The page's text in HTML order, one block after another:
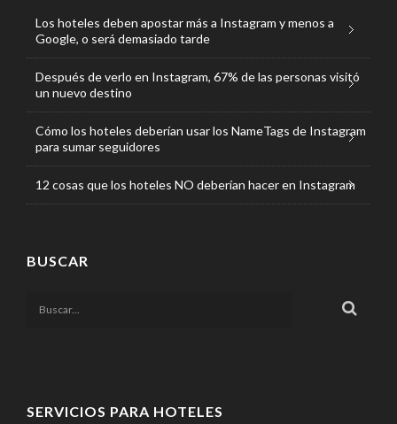
Los hoteles deben apostar más a Instagram y menos a
Google, o será demasiado tarde
Después de verlo en Instagram, 67% de las personas visitó
un nuevo destino
Cómo los hoteles deberían usar los NameTags de Instagram
para sumar seguidores
12 cosas que los hoteles NO deberían hacer en Instagram
BUSCAR
SERVICIOS PARA HOTELES